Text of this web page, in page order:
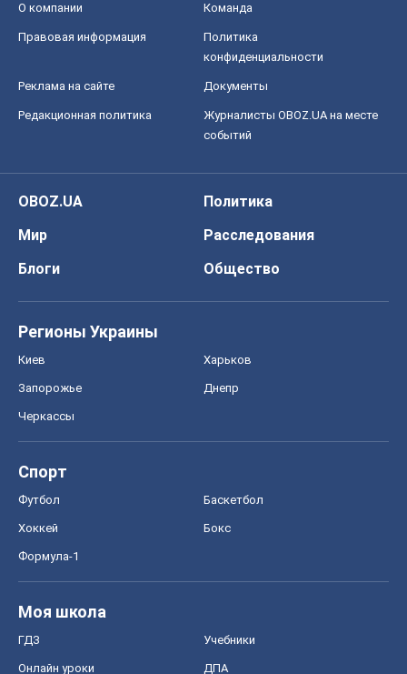
О компании Команда
Правовая информация
Политика
конфиденциальности
Реклама на сайте Документы
Редакционная политика
Журналисты OBOZ.UA на месте
событий
OBOZ.UA
Политика
Мир
Расследования
Блоги
Общество
Регионы Украины
Киев Харьков
Запорожье Днепр
Черкассы
Спорт
Футбол Баскетбол
Хоккей Бокс
Формула-1
Моя школа
ГДЗ Учебники
Онлайн уроки ДПА